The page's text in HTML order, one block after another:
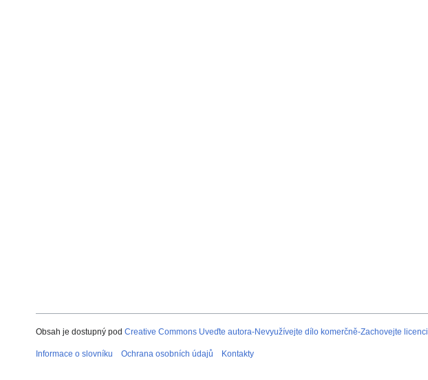
Obsah je dostupný pod Creative Commons Uveďte autora-Nevyužívejte dílo komerčně-Zachovejte licenci
Informace o slovníku Ochrana osobních údajů Kontakty